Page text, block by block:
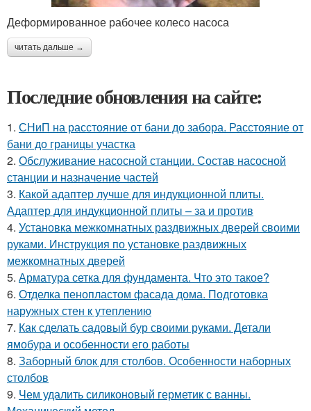
Деформированное рабочее колесо насоса
читать дальше →
Последние обновления на сайте:
1. СНиП на расстояние от бани до забора. Расстояние от
бани до границы участка
2. Обслуживание насосной станции. Состав насосной
станции и назначение частей
3. Какой адаптер лучше для индукционной плиты.
Адаптер для индукционной плиты – за и против
4. Установка межкомнатных раздвижных дверей своими
руками. Инструкция по установке раздвижных
межкомнатных дверей
5. Арматура сетка для фундамента. Что это такое?
6. Отделка пенопластом фасада дома. Подготовка
наружных стен к утеплению
7. Как сделать садовый бур своими руками. Детали
ямобура и особенности его работы
8. Заборный блок для столбов. Особенности наборных
столбов
9. Чем удалить силиконовый герметик с ванны.